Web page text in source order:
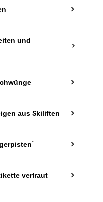
aus Skiliften
vertraut